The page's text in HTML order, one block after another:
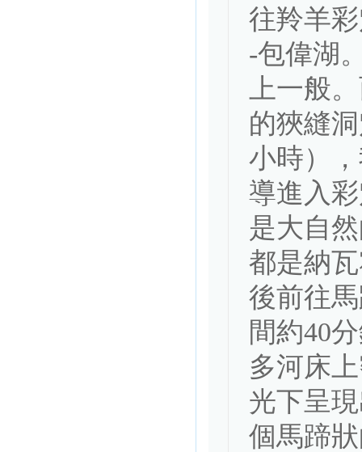
往羚羊
-包偉湖
上一般
的狹縫
小時）
導進入
是大自
都是納
後前往
間約40
多河床
光下呈
個馬蹄